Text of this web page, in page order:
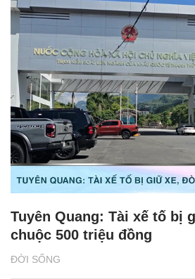
ĐỜI SỐNG
Tuyên Quang: Tài xế tố bị
chuộc 500 triệu đồng